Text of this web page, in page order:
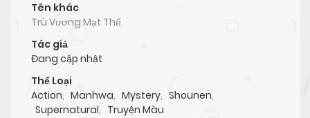
Tên khác
Trù Vương Mạt Thế
Tác giả
Đang cập nhật
Thể Loại
Action, Manhwa, Mystery, Shounen,
Supernatural, Truyện Màu